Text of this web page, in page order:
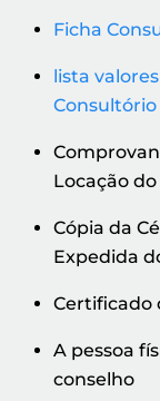
Ficha
lista
Consultório
Locação
Cópia da
Expedida
Certificado
A pessoa
conselho